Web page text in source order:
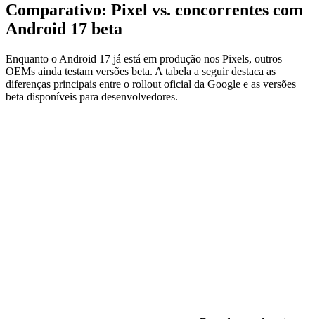
Comparativo: Pixel vs. concorrentes com
Android 17 beta
Enquanto o Android 17 já está em produção nos Pixels, outros
OEMs ainda testam versões beta. A tabela a seguir destaca as
diferenças principais entre o rollout oficial da Google e as versões
beta disponíveis para desenvolvedores.